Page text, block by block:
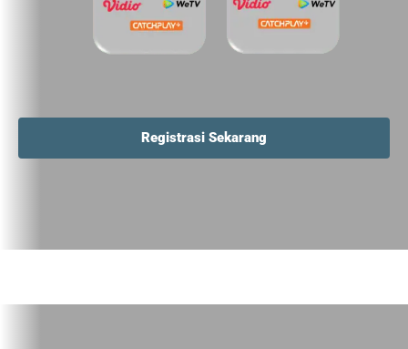
Registrasi Sekarang